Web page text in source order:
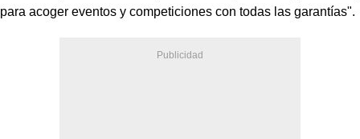
para acoger eventos y competiciones con todas las garantías".